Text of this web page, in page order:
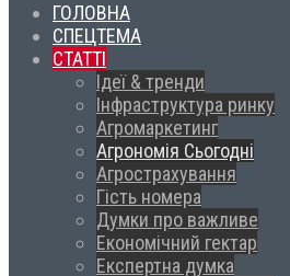
ГОЛОВНА
СПЕЦТЕМА
СТАТТІ
Ідеї & тренди
Інфраструктура ринку
Агромаркетинг
Агрономія Сьогодні
Агрострахування
Гість номера
Думки про важливе
Економічний гектар
Експертна думка